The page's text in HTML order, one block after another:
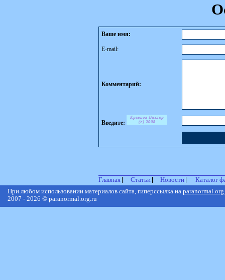
Ваше имя:
E-mail:
Комментарий:
Введите:
Главная Статьи Новости
Каталог
При любом использовании материалов сайта, гиперссылка на
2007 - 2026 © paranormal.org.ru